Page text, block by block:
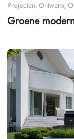
Projecten, Ontwerp,
Groene